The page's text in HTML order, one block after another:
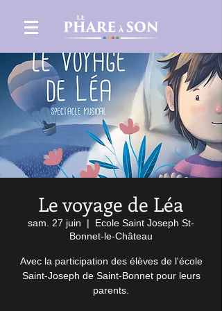
Le voyage de Léa
sam. 27 juin
  |
Ecole Saint Joseph St-
Bonnet-le-Château
Avec la participation des élèves de l'école
Saint-Joseph de Saint-Bonnet pour leurs
parents.